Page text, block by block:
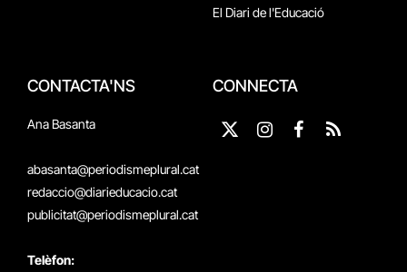
El Diari de l'Educació
CONTACTA'NS
Ana Basanta
abasanta@periodismeplural.cat
redaccio@diarieducacio.cat
publicitat@periodismeplural.cat
Telèfon:
CONNECTA
X
Instagram
Facebook
RSS